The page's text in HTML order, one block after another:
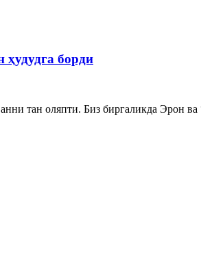
борди
тан оляпти. Биз биргаликда Эрон ва